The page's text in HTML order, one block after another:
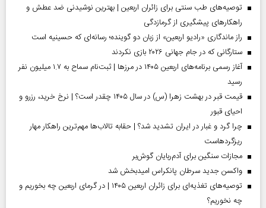
توصیه‌های طب سنتی برای زائران اربعین | بهترین نوشیدنی ضد عطش و
راهکارهای پیشگیری از گرمازدگی
راز ماندگاری «رادیو اربعین» از زبان دو گوینده؛ رسانه‌ای که حسینیه است
ستارگانی که در جام جهانی ۲۰۲۶ بازی نکردند
آغاز رسمی برنامه‌های اربعین ۱۴۰۵ در مرز‌ها | ثبت‌نام سماح به ۱.۷ میلیون نفر
رسید
قیمت قبر در بهشت زهرا (س) در سال ۱۴۰۵ چقدر است؟ | نرخ خرید، رزرو و
احیای قبور
چرا گرد و غبار در ایران تشدید شد؟ | حقابه تالاب‌ها مهم‌ترین راهکار مهار
ریزگردهاست
مجازات سنگین برای آدم‌ربایان گوش‌بر
واکسن جدید سرطان پانکراس امیدبخش شد
توصیه‌های تغذیه‌ای برای زائران اربعین ۱۴۰۵ | در گرمای اربعین چه بخوریم و
چه نخوریم؟